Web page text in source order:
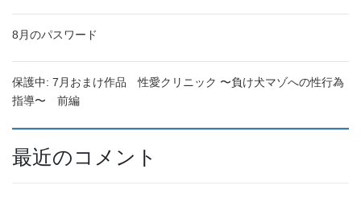
8月のパスワード
保護中: 7月おまけ作品 性愛クリニック 〜負け犬マゾへの性行為
指導〜 前編
最近のコメント